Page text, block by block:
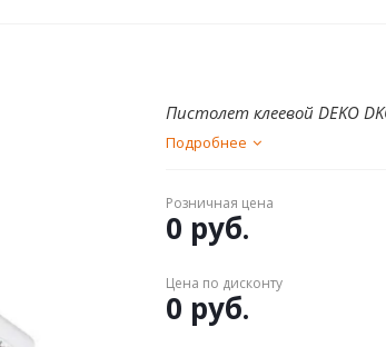
Пистолет клеевой DEKO
Подробнее
Розничная цена
0 руб.
Цена по дисконту
0 руб.